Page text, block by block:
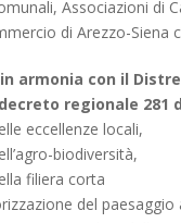
Associazioni di
di Arezzo-
armonia con il
regionale 281
eccellenze locali,
biodiversità,
filiera corta
del